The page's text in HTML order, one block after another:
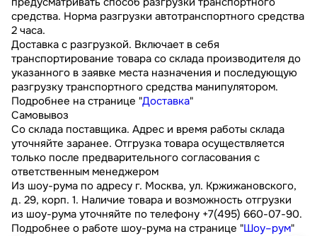
средства. Норма разгрузки автотранспортного средства
2 часа.
Доставка с разгрузкой. Включает в себя
транспортирование товара со склада производителя до
указанного в заявке места назначения и последующую
разгрузку транспортного средства манипулятором.
Подробнее на странице "Доставка"
Самовывоз
Со склада поставщика. Адрес и время работы склада
уточняйте заранее. Отгрузка товара осуществляется
только после предварительного согласования с
ответственным менеджером
Из шоу-рума по адресу г. Москва, ул. Кржижановского,
д. 29, корп. 1. Наличие товара и возможность отгрузки
из шоу-рума уточняйте по телефону +7(495) 660-07-90.
Подробнее о работе шоу-рума на странице "Шоу–рум"